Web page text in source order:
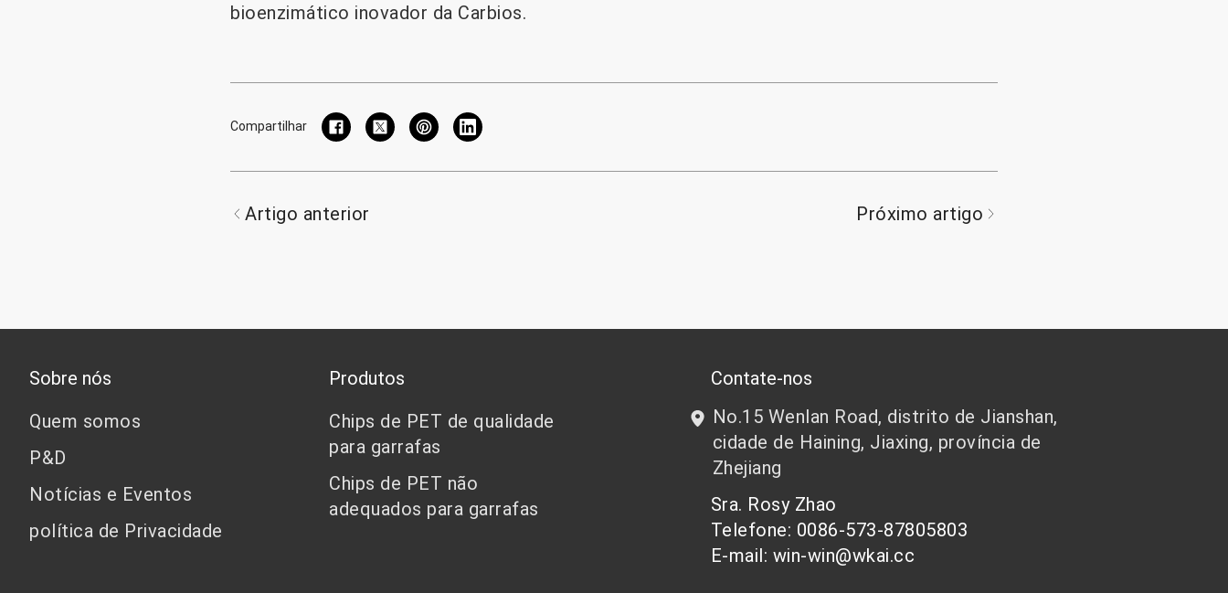
bioenzimático inovador da Carbios.
Compartilhar
Artigo anterior Próximo artigo
Sobre nós
Quem somos
P&D
Notícias e Eventos
política de Privacidade
Produtos
Chips de PET de qualidade
para garrafas
Chips de PET não
adequados para garrafas
Contate-nos
No.15 Wenlan Road, distrito de Jianshan,
cidade de Haining, Jiaxing, província de
Zhejiang
Sra. Rosy Zhao
Telefone: 0086-573-87805803
E-mail: win-win@wkai.cc